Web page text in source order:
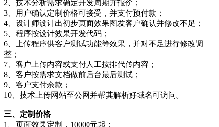
2、技术分析需求确定开发周期并报价；
3、用户确认定制价格可接受，并支付预付款；
4、设计师设计出初步页面效果图发客户确认并修改不足；
5、程序按设计效果开发代码；
6、上传程序供客户测试功能等效果，并对不足进行修改调
整；
7、客户上传内容或支付人工按排代传内容；
8、客户按需求文档做前后台最后测试；
9、客户支付余款；
10、技术上传网站至公网并帮其解析好域名可访问。
三、定制价格
1、页面效果定制，10000元起；